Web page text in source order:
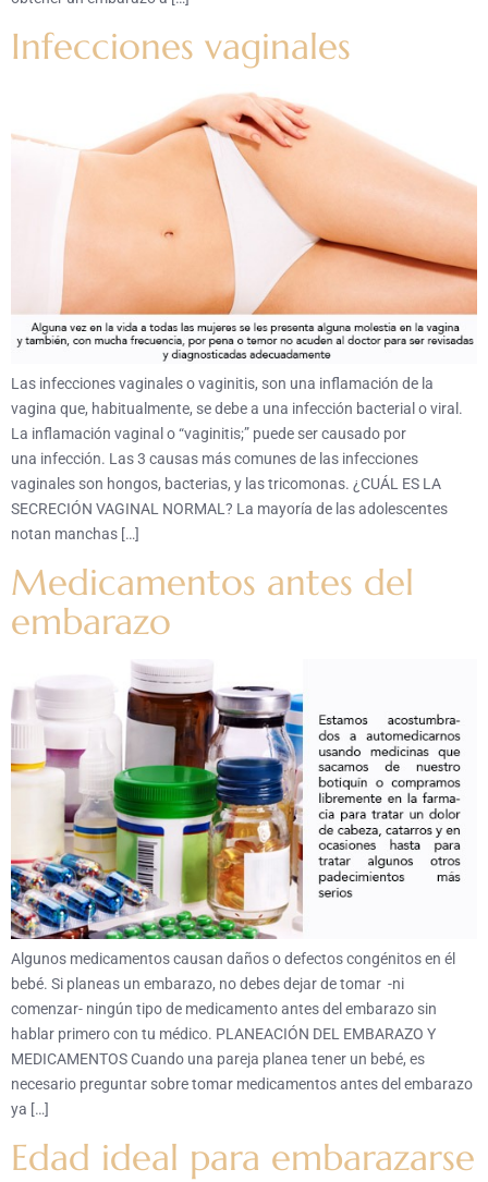
Infecciones vaginales
Las infecciones vaginales o vaginitis, son una inflamación de la
vagina que, habitualmente, se debe a una infección bacterial o viral.
La inflamación vaginal o “vaginitis;” puede ser causado por
una infección. Las 3 causas más comunes de las infecciones
vaginales son hongos, bacterias, y las tricomonas. ¿CUÁL ES LA
SECRECIÓN VAGINAL NORMAL? La mayoría de las adolescentes
notan manchas […]
Medicamentos antes del
embarazo
Algunos medicamentos causan daños o defectos congénitos en él
bebé. Si planeas un embarazo, no debes dejar de tomar -ni
comenzar- ningún tipo de medicamento antes del embarazo sin
hablar primero con tu médico. PLANEACIÓN DEL EMBARAZO Y
MEDICAMENTOS Cuando una pareja planea tener un bebé, es
necesario preguntar sobre tomar medicamentos antes del embarazo
ya […]
Edad ideal para embarazarse